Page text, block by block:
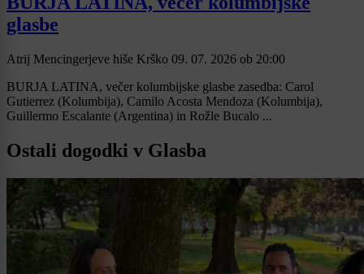
glasbe
Atrij Mencingerjeve hiše Krško 09. 07. 2026 ob 20:00
BURJA LATINA, večer kolumbijske glasbe zasedba: Carol
Gutierrez (Kolumbija), Camilo Acosta Mendoza (Kolumbija),
Guillermo Escalante (Argentina) in Rožle Bucalo ...
Ostali dogodki v Glasba